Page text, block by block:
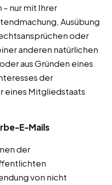
nur mit Ihrer
Ausübung
oder
anderen natürlichen
aus Gründen eines
der
eines Mitgliedstaats
E-Mails
der
von nicht